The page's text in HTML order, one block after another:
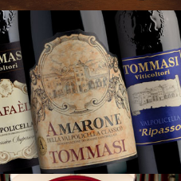
Famiglia